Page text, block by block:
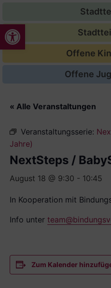
Werkzeugleiste öffnen
Offene
Offene
« Alle Veranstaltungen
Veranstaltungsserie:
Jahre)
NextSteps /
August 18 @ 9:30 - 10:45
In Kooperation mit
Info unter
Zum Kalender